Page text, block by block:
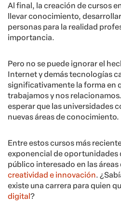
Al final, la creación de cursos
llevar conocimiento,
personas para la realidad
importancia.
Pero no se puede ignorar el
Internet y demás tecnologías
significativamente la forma en
trabajamos y nos
esperar que las universidades
nuevas áreas de conocimiento.
Entre estos cursos más
exponencial de oportunidades
público interesado en las áreas
creatividad e innovación.
existe una carrera para quien
digital?